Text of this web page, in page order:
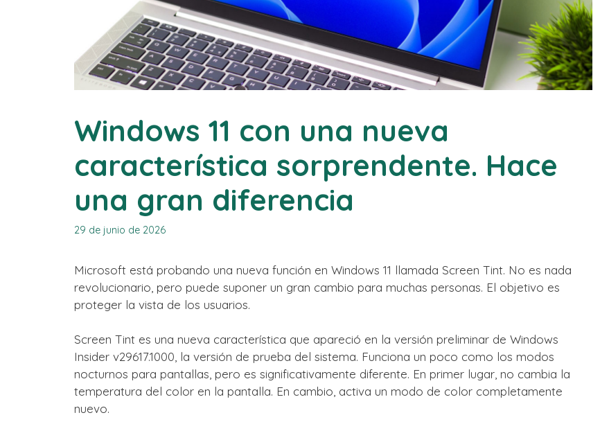
Windows 11 con una nueva
característica sorprendente. Hace
una gran diferencia
29 de junio de 2026
Microsoft está probando una nueva función en Windows 11 llamada Screen Tint. No es nada
revolucionario, pero puede suponer un gran cambio para muchas personas. El objetivo es
proteger la vista de los usuarios.
Screen Tint es una nueva característica que apareció en la versión preliminar de Windows
Insider v29617.1000, la versión de prueba del sistema. Funciona un poco como los modos
nocturnos para pantallas, pero es significativamente diferente. En primer lugar, no cambia la
temperatura del color en la pantalla. En cambio, activa un modo de color completamente
nuevo.